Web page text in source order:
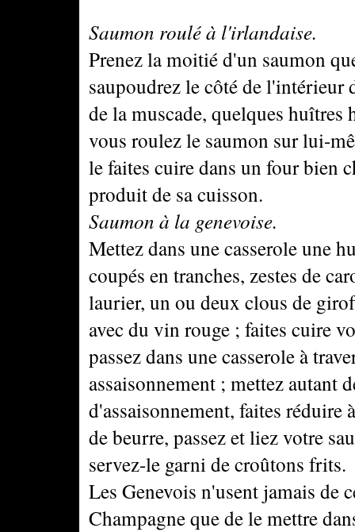
Saumon roulé à l'irlandaise.
Prenez la moitié d'un saumon
saupoudrez le côté de l'intérieur
de la muscade, quelques huîtres
vous roulez le saumon sur lui-
le faites cuire dans un four bien
produit de sa cuisson.
Saumon à la genevoise.
Mettez dans une casserole une
coupés en tranches, zestes de
laurier, un ou deux clous de
avec du vin rouge ; faites cuire
passez dans une casserole à
assaisonnement ; mettez autant
d'assaisonnement, faites réduire
de beurre, passez et liez votre
servez-le garni de croûtons frits.
Les Genevois n'usent jamais de
Champagne que de le mettre